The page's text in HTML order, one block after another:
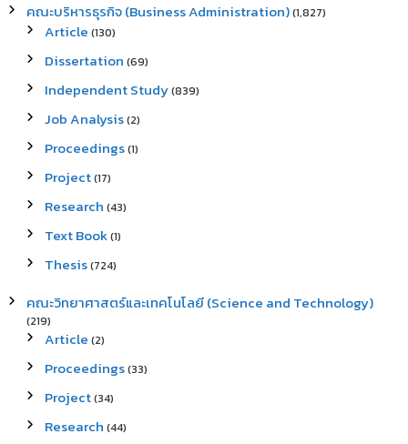
คณะบริหารธุรกิจ (Business Administration)(1,827)
Article (130)
Dissertation (69)
Independent Study(839)
Job Analysis(2)
Proceedings(1)
Project(17)
Research (43)
Text Book(1)
Thesis(724)
คณะวิทยาศาสตร์และเทคโนโลยี (Science and Technology)
(219)
Article (2)
Proceedings(33)
Project(34)
Research (44)